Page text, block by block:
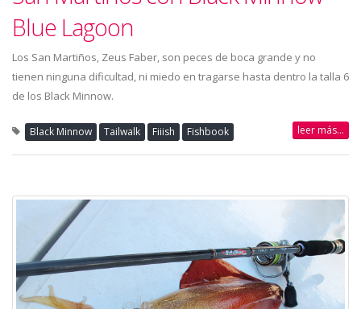
Blue Lagoon
Los San Martiños, Zeus Faber, son peces de boca grande y no
tienen ninguna dificultad, ni miedo en tragarse hasta dentro la talla 6
de los Black Minnow.
Black Minnow Tailwalk Fiiish Fishbook leer más...